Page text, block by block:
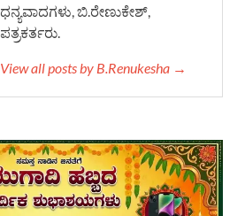
ಧನ್ಯವಾದಗಳು, ಬಿ.ರೇಣುಕೇಶ್,
ಪತ್ರಕರ್ತರು.
View all posts by B.Renukesha →